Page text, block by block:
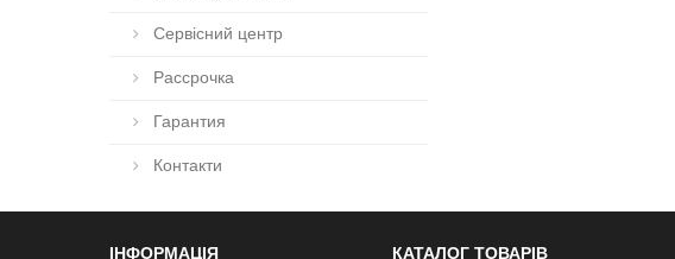
Сервісний центр
Рассрочка
Гарантия
Контакти
ІНФОРМАЦІЯ КАТАЛОГ ТОВАРІВ